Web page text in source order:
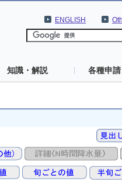
ENGLISH
知識・解説 各種申